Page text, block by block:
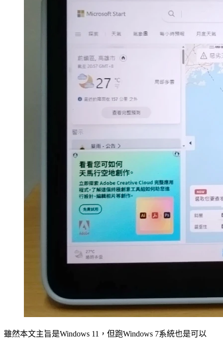
雖然本文主旨是Windows 11，但跑Windows 7系統也是可以